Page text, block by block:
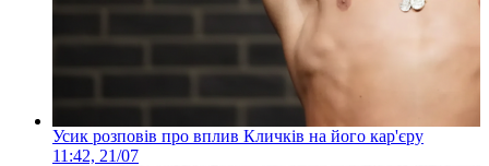
Усик розповів про вплив Кличків на його кар'єру
11:42, 21/07